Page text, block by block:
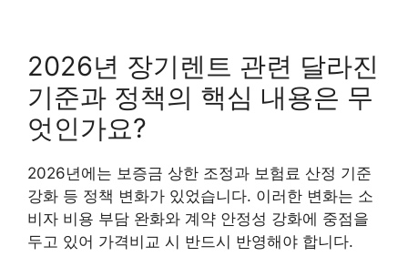
2026년 장기렌트 관련 달라진
기준과 정책의 핵심 내용은 무
엇인가요?
2026년에는 보증금 상한 조정과 보험료 산정 기준
강화 등 정책 변화가 있었습니다. 이러한 변화는 소
비자 비용 부담 완화와 계약 안정성 강화에 중점을
두고 있어 가격비교 시 반드시 반영해야 합니다.